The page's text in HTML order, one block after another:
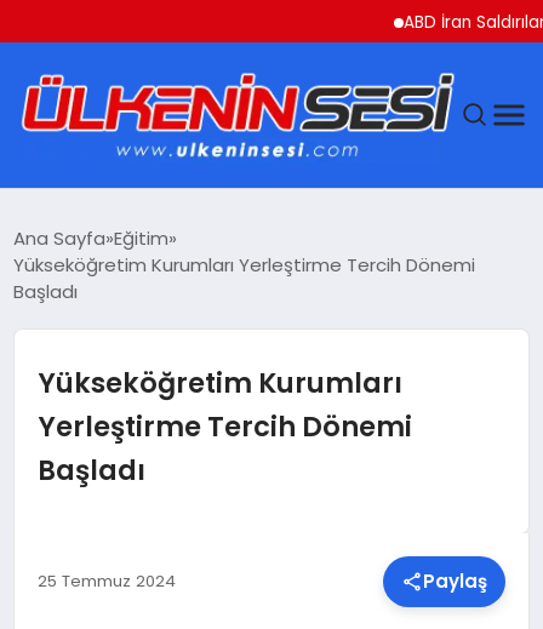
ABD İran Saldırılarını
EKONOMI
SAĞLIK
Ana Sayfa Eğitim
Yükseköğretim Kurumları Yerleştirme Tercih Dönemi
Başladı
Yükseköğretim Kurumları
Yerleştirme Tercih Dönemi
Başladı
25 Temmuz 2024 Paylaş